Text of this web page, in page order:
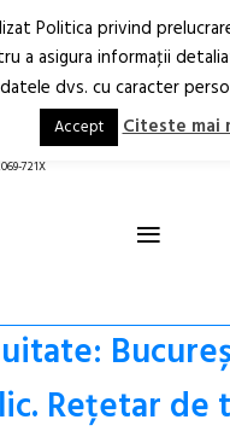
721X
≡
Rețetar de
Politica privind
a asigura informaţii
dvs. cu caracter
Accept Citeste mai